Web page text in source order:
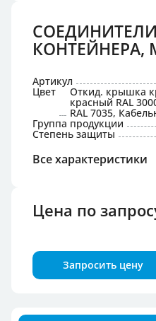
КОНТЕЙНЕРА,
Артикул
Цвет Откид. крышка
красный RAL
RAL 7035,
Группа продукции
Степень защиты
Все характеристики
Цена по
Запросить цену